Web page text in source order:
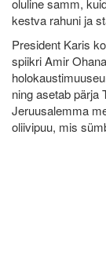
oluline samm,
kestva rahuni ja
President Karis
spiikri Amir
ning asetab pärja
Jeruusalemma
oliivipuu, mis